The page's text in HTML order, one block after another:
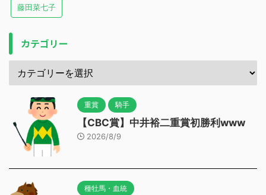
藤田菜七子
カテゴリー
重賞 騎手
【CBC賞】中井裕二重賞初勝利www
2026/8/9
種牡馬・血統